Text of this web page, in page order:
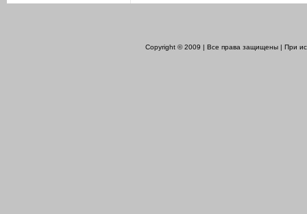
Copyright © 2009 | Все права защищены | При